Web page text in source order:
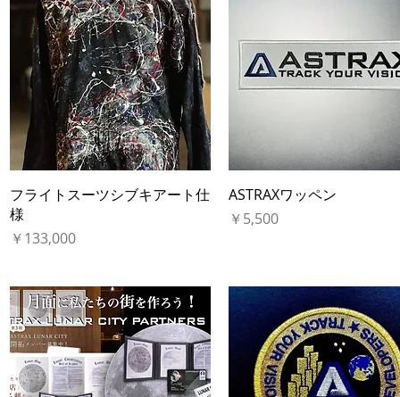
クイックビュー
フライトスーツシブキアート仕
様
価格
￥133,000
クイックビュー
ASTRAXワッペン
価格
￥5,500